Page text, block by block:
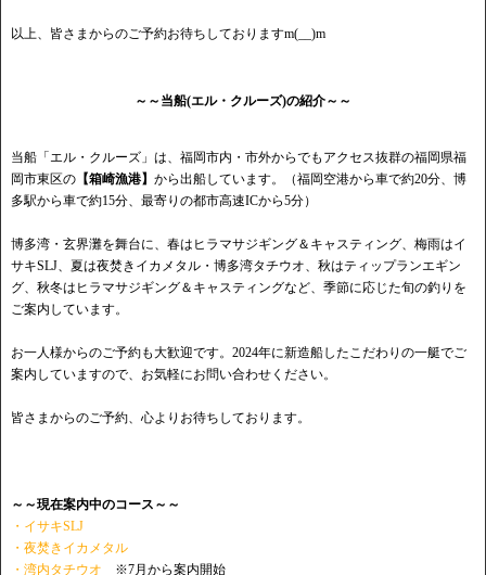
以上、皆さまからのご予約お待ちしておりますm(__)m
～～当船(エル・クルーズ)の紹介～～
当船「エル・クルーズ」は、福岡市内・市外からでもアクセス抜群の福岡県福
岡市東区の 【箱崎漁港】 から出船しています。（福岡空港から車で約20分、博
多駅から車で約15分、最寄りの都市高速ICから5分）
博多湾・玄界灘を舞台に、春はヒラマサジギング＆キャスティング、梅雨はイ
サキSLJ、夏は夜焚きイカメタル・博多湾タチウオ、秋はティップランエギン
グ、秋冬はヒラマサジギング＆キャスティングなど、季節に応じた旬の釣りを
ご案内しています。
お一人様からのご予約も大歓迎です。2024年に新造船したこだわりの一艇でご
案内していますので、お気軽にお問い合わせください。
皆さまからのご予約、心よりお待ちしております。
～～現在案内中のコース～～
・イサキSLJ
・夜焚きイカメタル
・湾内タチウオ ※7月から案内開始